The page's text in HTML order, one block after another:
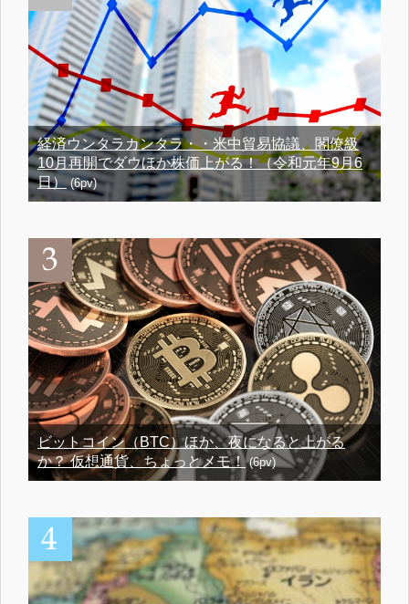
経済ウンタラカンタラ・・米中貿易協議、閣僚級
10月再開でダウほか株価上がる！（令和元年9月6
日）(6pv)
ビットコイン（BTC）ほか、夜になると上がる
か？ 仮想通貨、ちょっとメモ！(6pv)